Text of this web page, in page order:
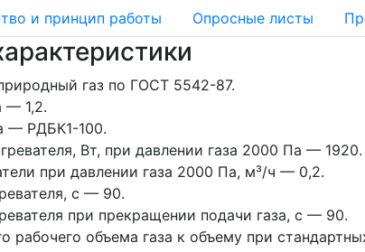
и принцип работы Опросные листы
газ по ГОСТ 5542-87.
— 1,2.
— РДБК1-100.
Вт, при давлении газа 2000 Па — 1920.
при давлении газа 2000 Па, м³/ч — 0,2.
с — 90.
при прекращении подачи газа, с — 90.
рабочего объема газа к объему при